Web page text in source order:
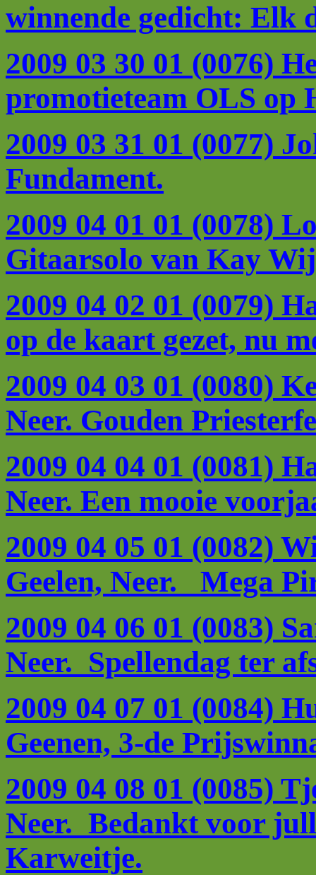
winnende gedicht: Elk
2009 03 30 01 (0076)
promotieteam OLS op
2009 03 31 01 (0077)
Fundament.
2009 04 01 01 (0078)
Gitaarsolo van Kay
2009 04 02 01 (0079)
op de kaart gezet, nu
2009 04 03 01 (0080)
Neer. Gouden
2009 04 04 01 (0081)
Neer. Een mooie
2009 04 05 01 (0082)
Geelen, Neer. Mega
2009 04 06 01 (0083)
Neer. Spellendag ter
2009 04 07 01 (0084)
Geenen, 3-de
2009 04 08 01 (0085)
Neer. Bedankt voor
Karweitje.